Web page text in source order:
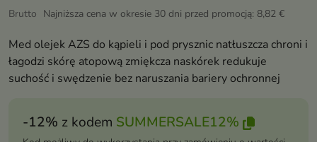
Brutto Najniższa cena w okresie 30 dni przed promocją: 8,82 €
Med olejek AZS do kąpieli i pod prysznic natłuszcza chroni i
łagodzi skórę atopową zmiękcza naskórek redukuje
suchość i swędzenie bez naruszania bariery ochronnej
-12% z kodem SUMMERSALE12%